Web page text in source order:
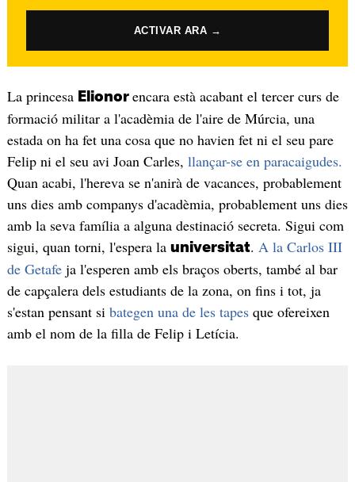
ACTIVAR ARA →
La princesa Elionor encara està acabant el tercer curs de
formació militar a l'acadèmia de l'aire de Múrcia, una
estada on ha fet una cosa que no havien fet ni el seu pare
Felip ni el seu avi Joan Carles, llançar-se en paracaigudes.
Quan acabi, l'hereva se n'anirà de vacances, probablement
uns dies amb companys d'acadèmia, probablement uns dies
amb la seva família a alguna destinació secreta. Sigui com
sigui, quan torni, l'espera la universitat. A la Carlos III
de Getafeja l'esperen amb els braços oberts, també al bar
de capçalera dels estudiants de la zona, on fins i tot, ja
s'estan pensant si bategen una de les tapesque ofereixen
amb el nom de la filla de Felip i Letícia.